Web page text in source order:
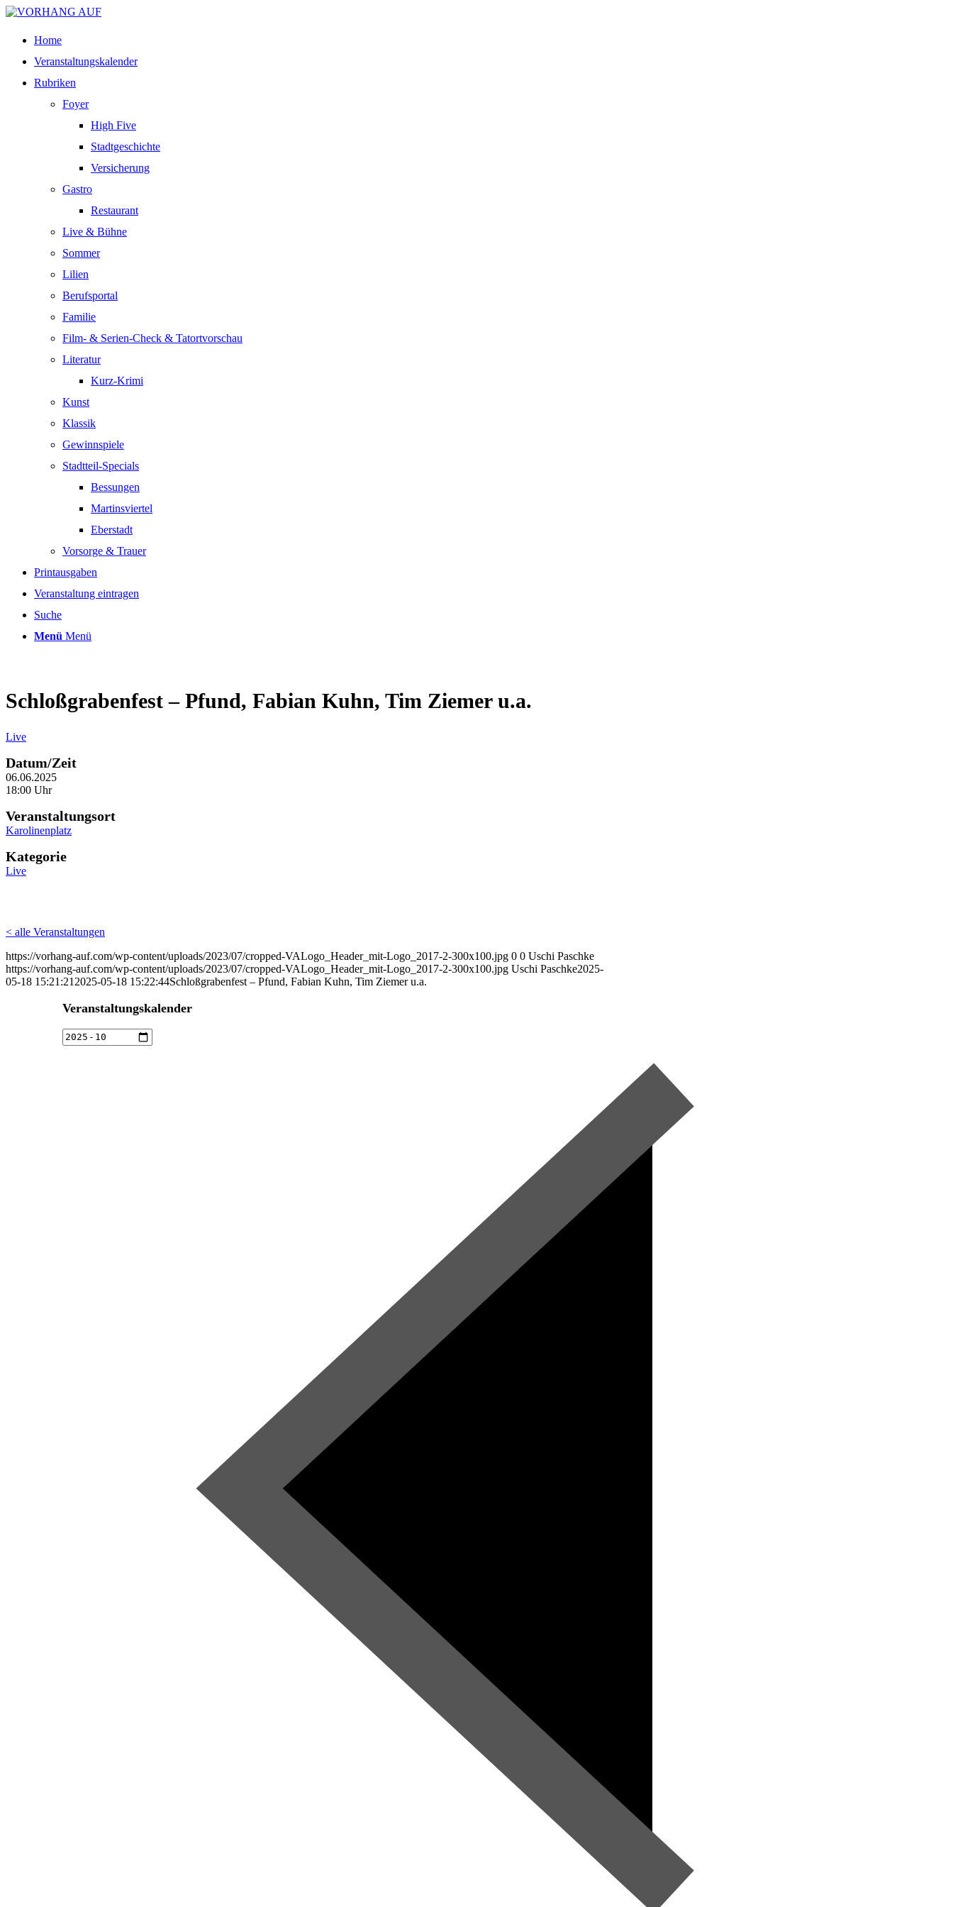
Home
Veranstaltungskalender
Rubriken
Foyer
High Five
Stadtgeschichte
Versicherung
Gastro
Restaurant
Live & Bühne
Sommer
Lilien
Berufsportal
Familie
Film- & Serien-Check & Tatortvorschau
Literatur
Kurz-Krimi
Kunst
Klassik
Gewinnspiele
Stadtteil-Specials
Bessungen
Martinsviertel
Eberstadt
Vorsorge & Trauer
Printausgaben
Veranstaltung eintragen
Suche
Menü Menü
Schloßgrabenfest – Pfund, Fabian Kuhn, Tim Ziemer u.a.
Live
Datum/Zeit
06.06.2025
18:00 Uhr
Veranstaltungsort
Karolinenplatz
Kategorie
Live
< alle Veranstaltungen
https://vorhang-auf.com/wp-content/uploads/2023/07/cropped-VALogo_Header_mit-Logo_2017-2-300x100.jpg 0 0 Uschi Paschke
https://vorhang-auf.com/wp-content/uploads/2023/07/cropped-VALogo_Header_mit-Logo_2017-2-300x100.jpg Uschi Paschke2025-
05-18 15:21:21 2025-05-18 15:22:44Schloßgrabenfest – Pfund, Fabian Kuhn, Tim Ziemer u.a.
Veranstaltungskalender